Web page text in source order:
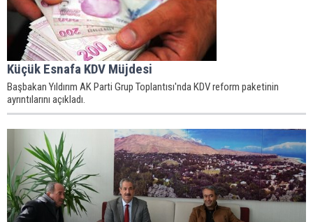
Küçük Esnafa KDV Müjdesi
Başbakan Yıldırım AK Parti Grup Toplantısı'nda KDV reform paketinin
ayrıntılarını açıkladı.